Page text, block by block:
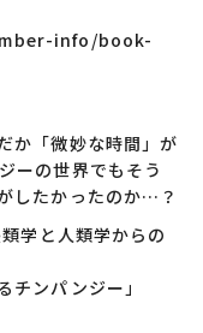
info/book-
か「微妙な時間」が
ーの世界でもそう
したかったのか…？
学と人類学からの
チンパンジー」